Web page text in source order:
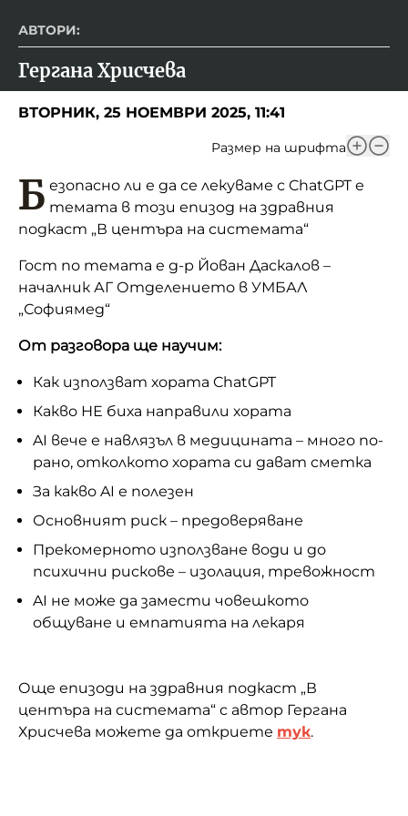
АВТОРИ:
Гергана Хрисчева
ВТОРНИК, 25 НОЕМВРИ 2025, 11:41
Размер на шрифта
Б езопасно ли е да се лекуваме с ChatGPTе
темата в този епизод на здравния
подкаст „В центъра на системата“
Гост по темата е д-р Йован Даскалов –
началник АГ Отделението в УМБАЛ
„Софиямед“
От разговора ще научим:
Как използват хората ChatGPT
Какво НЕ биха направили хората
AI вече е навлязъл в медицината – много по-
рано, отколкото хората си дават сметка
За какво AI е полезен
Основният риск – предоверяване
Прекомерното използване води и до
психични рискове – изолация, тревожност
AI не може да замести човешкото
общуване и емпатията на лекаря
Още епизоди на здравния подкаст „В
центъра на системата“ с автор Гергана
Хрисчева можете да откриете тук.